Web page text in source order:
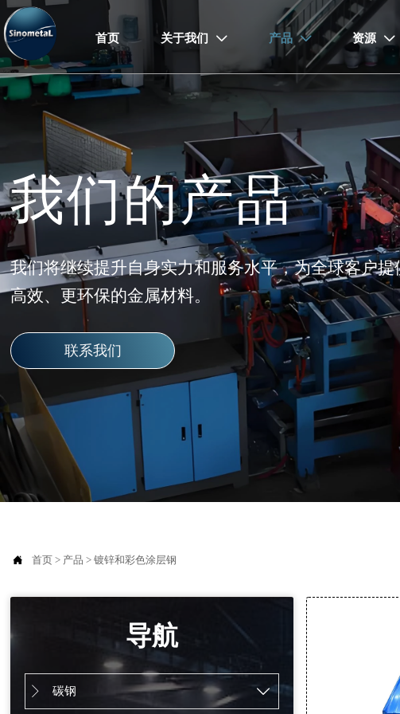
首页 关于我们  产品  资源 
我们的产品
我们将继续提升自身实力和服务水平，为全球客户提
高效、更环保的金属材料。
联系我们
 首页 > 产品 > 镀锌和彩色涂层钢
导航
 碳钢 